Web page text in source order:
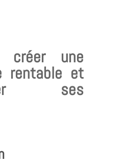
créer une
rentable et
ses